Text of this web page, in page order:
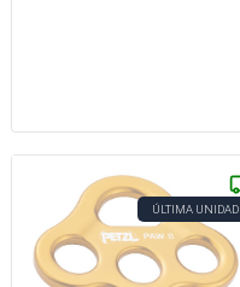
ÚLTIMA UNIDAD